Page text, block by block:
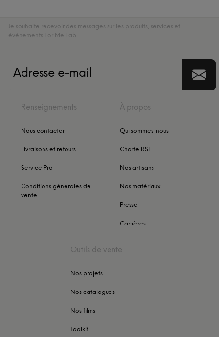
Je souhaite recevoir des messages sur les produits, services et
événements For Me Lab.
Renseignements
Nous contacter
Livraisons et retours
Service Pro
Conditions générales de
vente
À propos
Qui sommes-nous
Charte RSE
Nos artisans
Nos matériaux
Presse
Carrières
Outils de vente
Nos projets
Nos catalogues
Nos films
Toolkit